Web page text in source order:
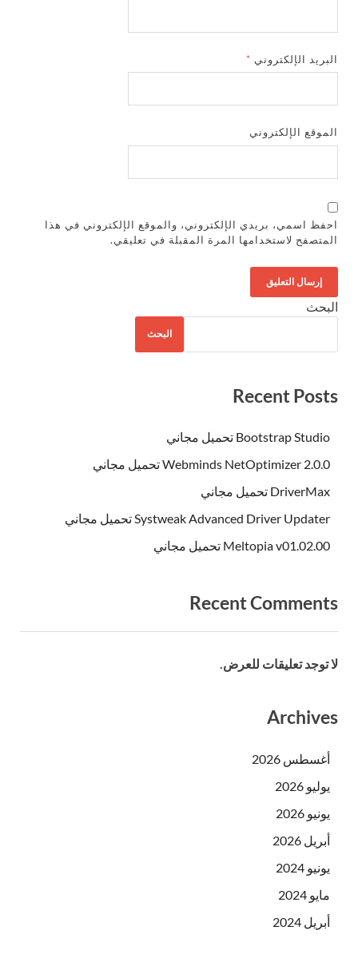
البريد الإلكتروني *
الموقع الإلكتروني
احفظ اسمي، بريدي الإلكتروني، والموقع الإلكتروني في هذا
المتصفح لاستخدامها المرة المقبلة في تعليقي.
البحث
البحث
Recent Posts
Bootstrap Studio تحميل مجاني
Webminds NetOptimizer 2.0.0 تحميل مجاني
DriverMax تحميل مجاني
Systweak Advanced Driver Updater تحميل مجاني
Meltopia v01.02.00 تحميل مجاني
Recent Comments
لا توجد تعليقات للعرض.
Archives
أغسطس 2026
يوليو 2026
يونيو 2026
أبريل 2026
يونيو 2024
مايو 2024
أبريل 2024